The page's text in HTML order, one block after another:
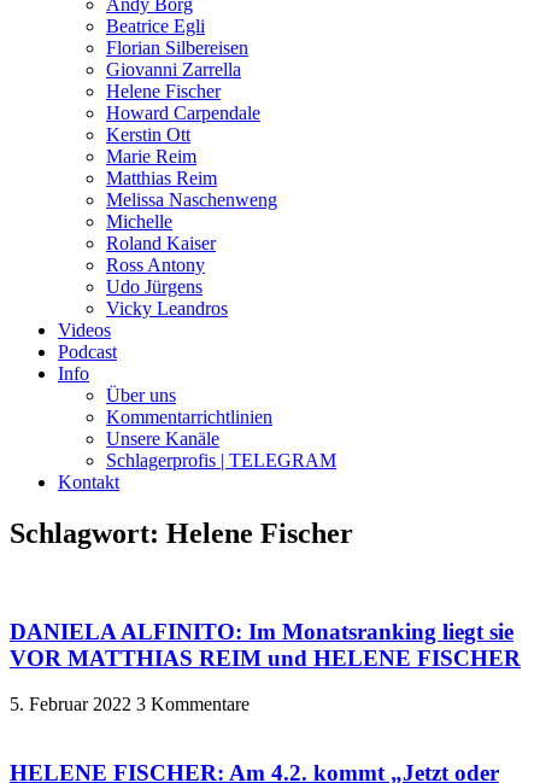
Andy Borg
Beatrice Egli
Florian Silbereisen
Giovanni Zarrella
Helene Fischer
Howard Carpendale
Kerstin Ott
Marie Reim
Matthias Reim
Melissa Naschenweng
Michelle
Roland Kaiser
Ross Antony
Udo Jürgens
Vicky Leandros
Videos
Podcast
Info
Über uns
Kommentarrichtlinien
Unsere Kanäle
Schlagerprofis | TELEGRAM
Kontakt
Schlagwort: Helene Fischer
DANIELA ALFINITO: Im Monatsranking liegt sie
VOR MATTHIAS REIM und HELENE FISCHER
5. Februar 2022 3 Kommentare
HELENE FISCHER: Am 4.2. kommt „Jetzt oder